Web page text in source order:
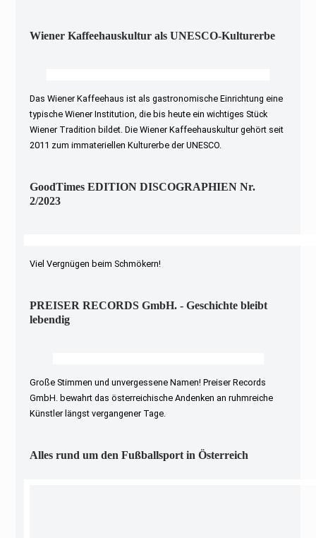
Wiener Kaffeehauskultur als UNESCO-Kulturerbe
Das Wiener Kaffeehaus ist als gastronomische Einrichtung eine
typische Wiener Institution, die bis heute ein wichtiges Stück
Wiener Tradition bildet. Die Wiener Kaffeehauskultur gehört seit
2011 zum immateriellen Kulturerbe der UNESCO.
GoodTimes EDITION DISCOGRAPHIEN Nr.
2/2023
Viel Vergnügen beim Schmökern!
PREISER RECORDS GmbH. - Geschichte bleibt
lebendig
Große Stimmen und unvergessene Namen! Preiser Records
GmbH. bewahrt das österreichische Andenken an ruhmreiche
Künstler längst vergangener Tage.
Alles rund um den Fußballsport in Österreich